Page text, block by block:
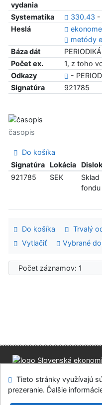
vydania
Systematika 330.43 -
Heslá
metódy
Báza dát
Počet ex.
1, z toho
Odkazy
-
Signatúra
921785
časopis
Do košíka
Signatúra
Lokácia
921785
SEK
Sklad
fondu
Do košíka Trvalý
Vytlačiť
Vybrané
Počet záznamov: 1
Modul OpenSearch
Tieto stránky využívajú
prezeranie. Ďalšie